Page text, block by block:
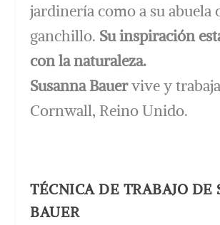
jardinería como a su abuela
ganchillo. Su inspiración
con la naturaleza.
Susanna Bauervive y
Cornwall, Reino Unido.
TÉCNICA DE TRABAJO DE
BAUER